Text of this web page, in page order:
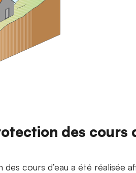
des cours
cours d’eau a été réalisée